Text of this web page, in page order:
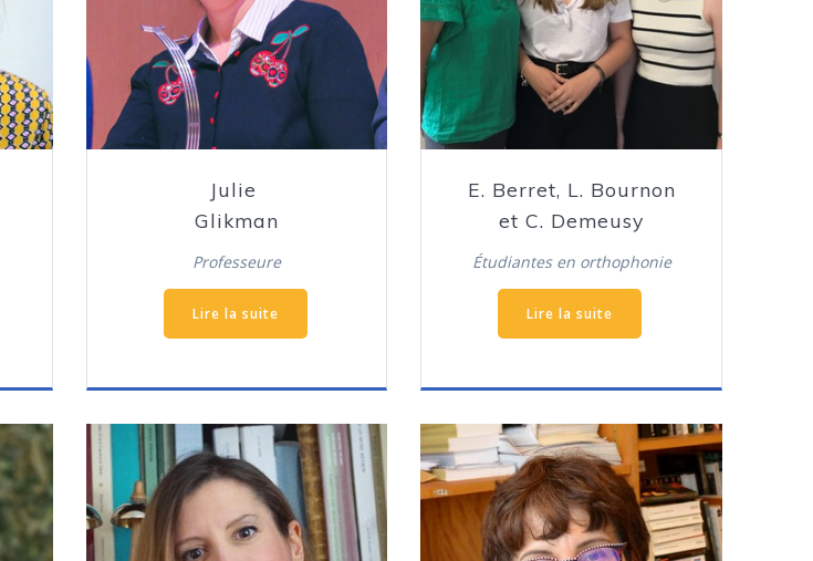
Julie
Glikman
Professeure
Lire la suite
E. Berret, L. Bournon
et C. Demeusy
Étudiantes en orthophonie
Lire la suite